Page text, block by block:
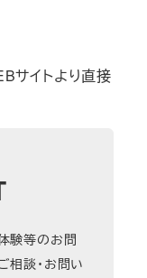
サイトより直接
験等のお問
相談・お問い